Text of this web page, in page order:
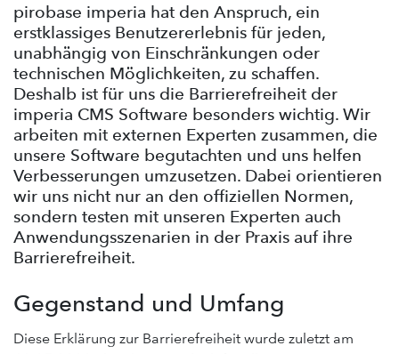
pirobase imperia hat den Anspruch, ein
erstklassiges Benutzererlebnis für jeden,
unabhängig von Einschränkungen oder
technischen Möglichkeiten, zu schaffen.
Deshalb ist für uns die Barrierefreiheit der
imperia CMS Software besonders wichtig. Wir
arbeiten mit externen Experten zusammen, die
unsere Software begutachten und uns helfen
Verbesserungen umzusetzen. Dabei orientieren
wir uns nicht nur an den offiziellen Normen,
sondern testen mit unseren Experten auch
Anwendungsszenarien in der Praxis auf ihre
Barrierefreiheit.
Gegenstand und Umfang
Diese Erklärung zur Barrierefreiheit wurde zuletzt am